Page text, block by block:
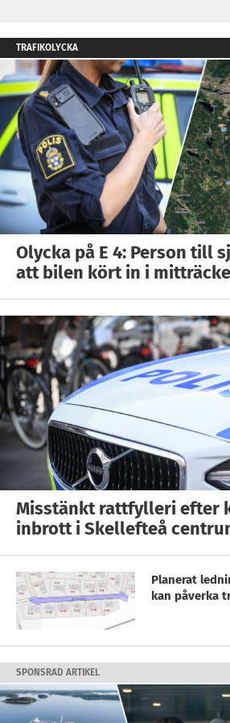
TRAFIKOLYCKA
Olycka på E 4: Person till
att bilen kört in i
Misstänkt rattfylleri efter
inbrott i Skellefteå
Planerat
kan påverka
SPONSRAD ARTIKEL